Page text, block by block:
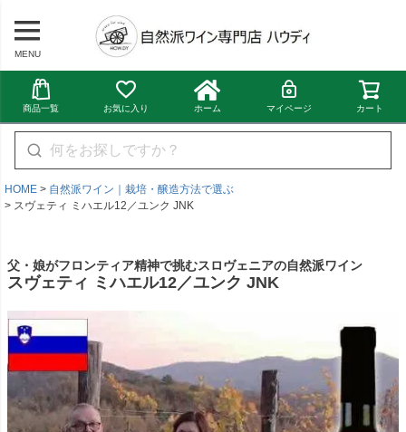
MENU
商品一覧 お気に入り ホーム マイページ カート
HOME
自然派ワイン｜栽培・醸造方法で選ぶ
スヴェティ ミハエル12／ユンク JNK
父・娘がフロンティア精神で挑むスロヴェニアの自然派ワイン
スヴェティ ミハエル12／ユンク JNK